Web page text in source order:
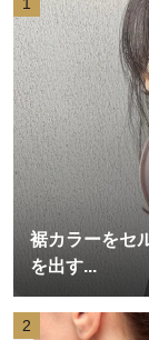
1
裾カラーをセ
を出す...
2